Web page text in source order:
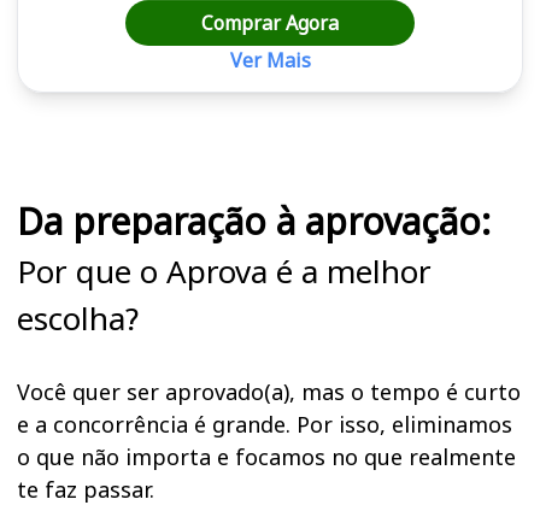
Comprar Agora
Ver Mais
Da preparação à aprovação:
Por que o Aprova é a melhor
escolha?
Você quer ser aprovado(a), mas o tempo é curto
e a concorrência é grande. Por isso, eliminamos
o que não importa e focamos no que realmente
te faz passar.